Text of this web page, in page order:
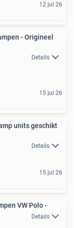
12 jul 26
- Origineel
Details
15 jul 26
units geschikt
Details
15 jul 26
VW Polo -
Details